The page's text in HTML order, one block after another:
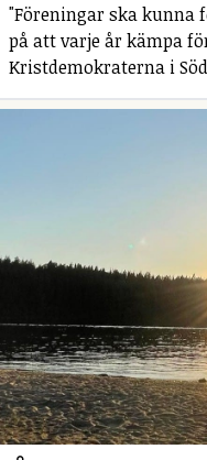
"Föreningar ska kunna
på att varje år kämpa
Kristdemokraterna i